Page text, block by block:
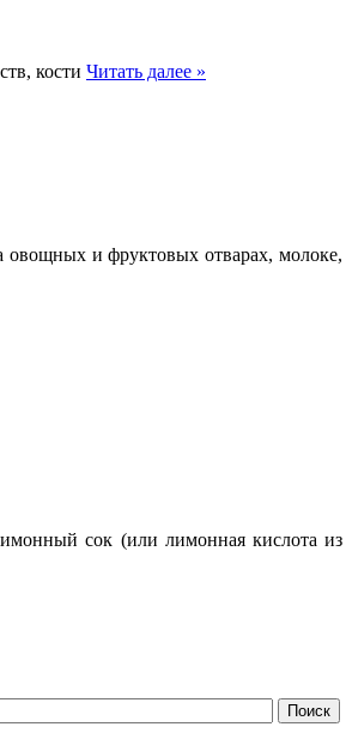
кости Читать далее »
овощных и фруктовых отварах, молоке,
сок (или лимонная кислота из